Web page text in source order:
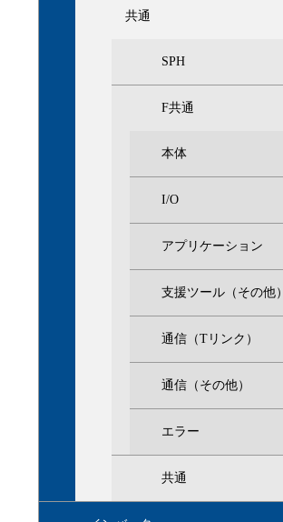
共通
SPH
F共通
本体
I/O
アプリケーション
支援ツール（その他）
通信（Tリンク）
通信（その他）
エラー
共通